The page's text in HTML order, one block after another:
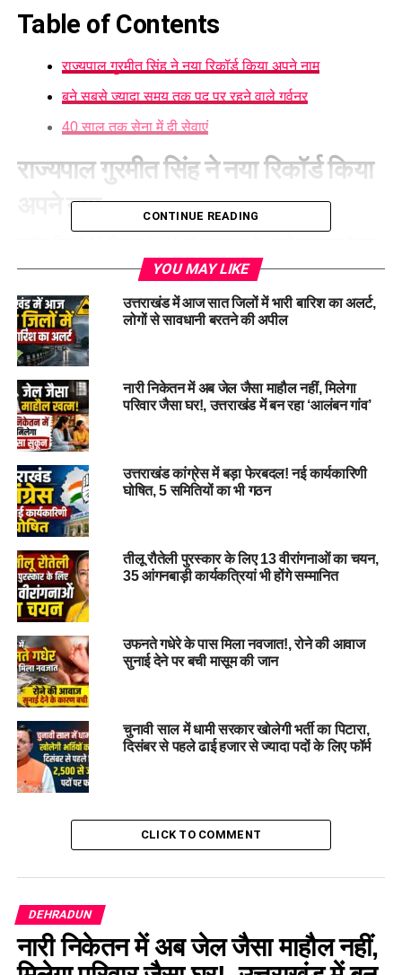
Table of Contents
राज्यपाल गुरमीत सिंह ने नया रिकॉर्ड किया अपने नाम
बने सबसे ज्यादा समय तक पद पर रहने वाले गर्वनर
40 साल तक सेना में दी सेवाएं
राज्यपाल गुरमीत सिंह ने नया रिकॉर्ड किया
अपने नाम
में शपथ ग्रहण की थी। सोमवार को उन्होंने 1,755 दिनों से अधिक का
कार्यकाल पूरा करते हुए राज्य के सबसे लंबे समय तक पद पर रहने वाले
राज्यपाल बनने का गौरव हासिल किया।
बने सबसे ज्यादा समय तक पद पर रहने वाले
गर्वनर
बता दें कि इस से पहले ये रिकॉर्ड सुदर्शन अग्रवाल के नाम दर्ज था। उन्होंने
8 जनवरी 2003 से 28 अक्टूबर 2007 तक कुल 1,755 दिनों तक
उत्तराखंड के राज्यपाल के रूप में कार्य किया था।
लेफ्टिनेंट जनरल (सेवानिवृत्त) गुरमीत सिंह का जन्म 1 फरवरी 1956 को
पंजाब के अमृतसर जिले में हुआ था। उन्होंने सैनिक स्कूल कपूरथला से
40 साल तक सेना में दी सेवाएं
अपने सैन्य करियर के दौरान उन्हें
वीएसएम जैसे प्रतिष्ठित सैन्य सम्मान प्राप्त हुए। 31 जनवरी 2016 को वो
सेना के उप प्रमुख (Vice Chief of Army Staff) के पद से सेवानिवृत्त हुए
CONTINUE READING
YOU MAY LIKE
उत्तराखंड में आज सात जिलों में भारी बारिश का अलर्ट,
लोगों से सावधानी बरतने की अपील
नारी निकेतन में अब जेल जैसा माहौल नहीं, मिलेगा
परिवार जैसा घर!, उत्तराखंड में बन रहा ‘आलंबन गांव’
उत्तराखंड कांग्रेस में बड़ा फेरबदल! नई कार्यकारिणी
घोषित, 5 समितियों का भी गठन
तीलू रौतेली पुरस्कार के लिए 13 वीरांगनाओं का चयन,
35 आंगनबाड़ी कार्यकत्रियां भी होंगे सम्मानित
उफनते गधेरे के पास मिला नवजात!, रोने की आवाज
सुनाई देने पर बची मासूम की जान
चुनावी साल में धामी सरकार खोलेगी भर्ती का पिटारा,
दिसंबर से पहले ढाई हजार से ज्यादा पदों के लिए फॉर्म
CLICK TO COMMENT
DEHRADUN
नारी निकेतन में अब जेल जैसा माहौल नहीं,